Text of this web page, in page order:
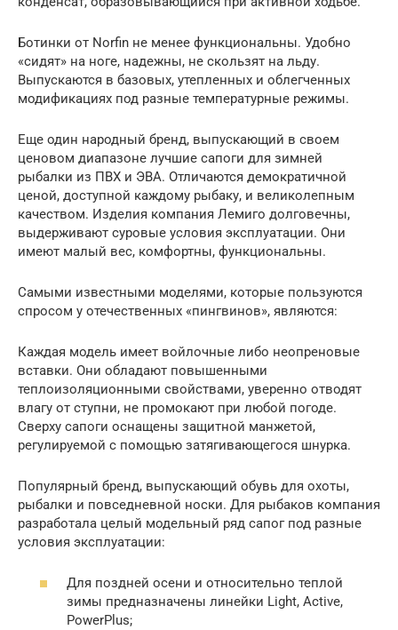
Ботинки от Norfin не менее функциональны. Удобно
«сидят» на ноге, надежны, не скользят на льду.
Выпускаются в базовых, утепленных и облегченных
модификациях под разные температурные режимы.
Еще один народный бренд, выпускающий в своем
ценовом диапазоне лучшие сапоги для зимней
рыбалки из ПВХ и ЭВА. Отличаются демократичной
ценой, доступной каждому рыбаку, и великолепным
качеством. Изделия компания Лемиго долговечны,
выдерживают суровые условия эксплуатации. Они
имеют малый вес, комфортны, функциональны.
Самыми известными моделями, которые пользуются
спросом у отечественных «пингвинов», являются:
Каждая модель имеет войлочные либо неопреновые
вставки. Они обладают повышенными
теплоизоляционными свойствами, уверенно отводят
влагу от ступни, не промокают при любой погоде.
Сверху сапоги оснащены защитной манжетой,
регулируемой с помощью затягивающегося шнурка.
Популярный бренд, выпускающий обувь для охоты,
рыбалки и повседневной носки. Для рыбаков компания
разработала целый модельный ряд сапог под разные
условия эксплуатации:
Для поздней осени и относительно теплой
зимы предназначены линейки Light, Active,
PowerPlus;